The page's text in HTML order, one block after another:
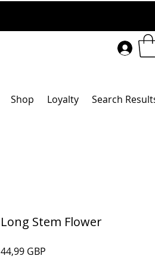
Shop Loyalty Search
Long Stem Flower
44,99 GBP